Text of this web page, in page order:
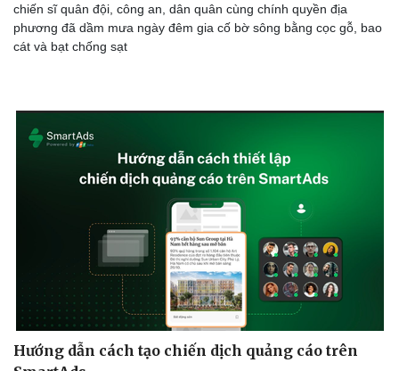
chiến sĩ quân đội, công an, dân quân cùng chính quyền địa
phương đã dầm mưa ngày đêm gia cố bờ sông bằng cọc gỗ, bao
cát và bạt chống sạt
Hướng dẫn cách tạo chiến dịch quảng cáo trên